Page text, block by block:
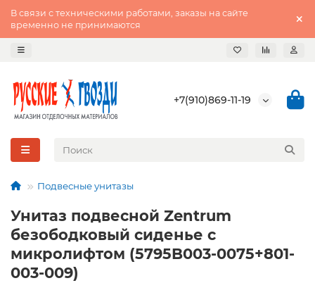
В связи с техническими работами, заказы на сайте
временно не принимаются
+7(910)869-11-19
Подвесные унитазы
Унитаз подвесной Zentrum
безободковый сиденье с
микролифтом (5795B003-0075+801-
003-009)